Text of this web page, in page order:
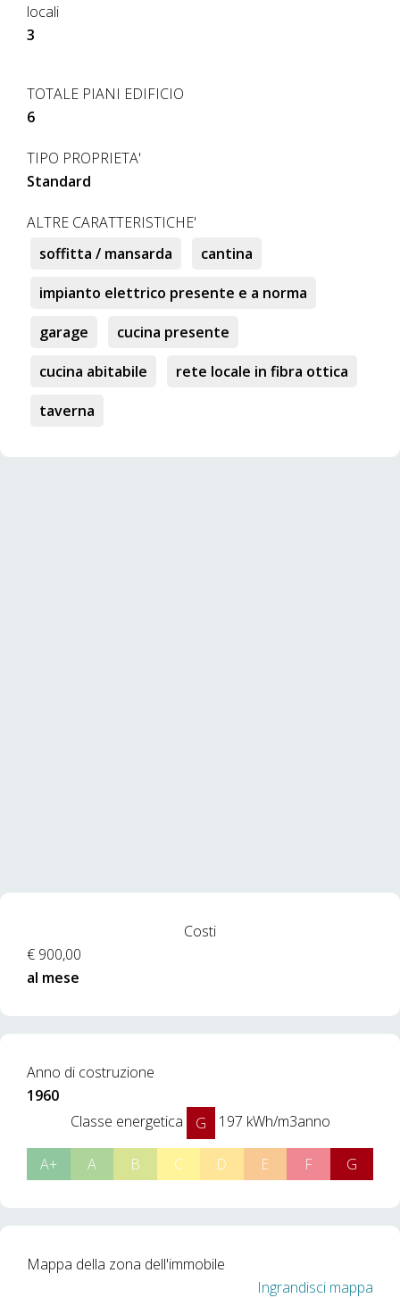
locali
3
TOTALE PIANI EDIFICIO
6
TIPO PROPRIETA'
Standard
ALTRE CARATTERISTICHE'
soffitta / mansarda
cantina
impianto elettrico presente e a norma
garage
cucina presente
cucina abitabile
rete locale in fibra ottica
taverna
Costi
€ 900,00
al mese
Anno di costruzione
1960
Classe energetica
G 197 kWh/m3anno
A+ A B C D E F G
Mappa della zona dell'immobile
Ingrandisci mappa